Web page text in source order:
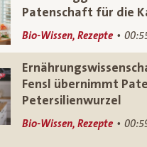
Patenschaft für die
Bio-Wissen, Rezepte
Fensl übernimmt
Petersilienwurzel
Bio-Wissen, Rezepte